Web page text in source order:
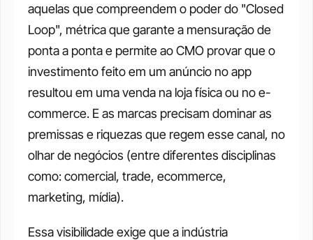
aquelas que compreendem o poder do "Closed
Loop", métrica que garante a mensuração de
ponta a ponta e permite ao CMO provar que o
investimento feito em um anúncio no app
resultou em uma venda na loja física ou no e-
commerce. E as marcas precisam dominar as
premissas e riquezas que regem esse canal, no
olhar de negócios (entre diferentes disciplinas
como: comercial, trade, ecommerce,
marketing, mídia).
Essa visibilidade exige que a indústria